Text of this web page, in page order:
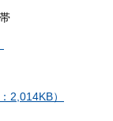
2,014KB）